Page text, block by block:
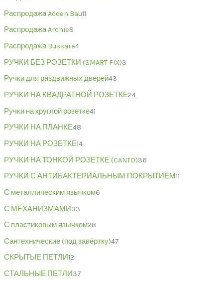
Распродажа Adden Bau11
Распродажа Archie8
Распродажа Bussare4
РУЧКИ БЕЗ РОЗЕТКИ (SMART FIX)3
Ручки для раздвижных дверей43
РУЧКИ НА КВАДРАТНОЙ РОЗЕТКЕ24
Ручки на круглой розетке41
РУЧКИ НА ПЛАНКЕ48
РУЧКИ НА РОЗЕТКЕ14
РУЧКИ НА ТОНКОЙ РОЗЕТКЕ (CANTO)36
РУЧКИ С АНТИБАКТЕРИАЛЬНЫМ ПОКРЫТИЕМ11
С металлическим язычком6
С МЕХАНИЗМАМИ33
С пластиковым язычком28
Сантехнические (под завёртку)47
СКРЫТЫЕ ПЕТЛИ12
СТАЛЬНЫЕ ПЕТЛИ37